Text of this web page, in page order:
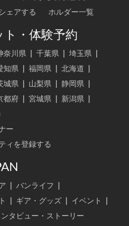
ェアする
ホルダー一覧
ト・体験予約
奈川県 千葉県 埼玉県
知県 福岡県 北海道
城県 山梨県 静岡県
都府 宮城県 新潟県
ー
ィを登録する
バンライフ
ギア・グッズ イベント
ンタビュー・ストーリー